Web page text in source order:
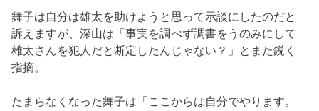
舞子は自分は雄太を助けようと思って示談にしたのだと
訴えますが、深山は「事実を調べず調書をうのみにして
雄太さんを犯人だと断定したんじゃない？」とまた鋭く
指摘。
たまらなくなった舞子は「ここからは自分でやります。